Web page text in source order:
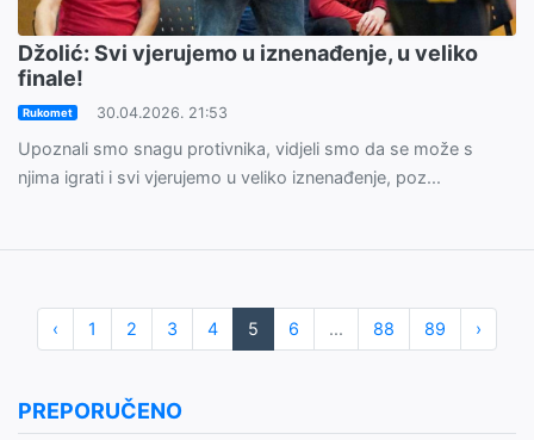
Džolić: Svi vjerujemo u iznenađenje, u veliko
finale!
Rukomet 30.04.2026. 21:53
Upoznali smo snagu protivnika, vidjeli smo da se može s
njima igrati i svi vjerujemo u veliko iznenađenje, poz...
‹ 1 2 3 4 5 6 ... 88 89 ›
PREPORUČENO